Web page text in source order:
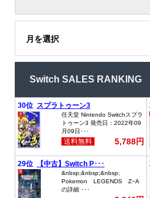
月を選択
Switch SALES RANKING